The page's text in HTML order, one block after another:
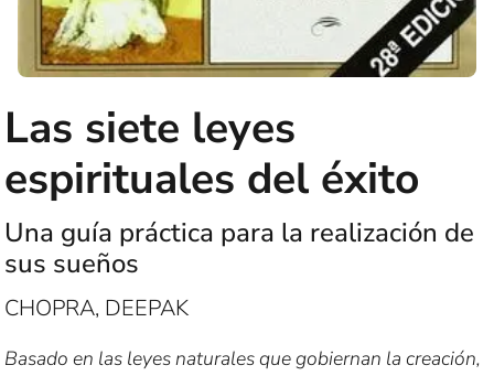
Las siete leyes
espirituales del éxito
Una guía práctica para la realización de
sus sueños
CHOPRA, DEEPAK
Basado en las leyes naturales que gobiernan la creación,